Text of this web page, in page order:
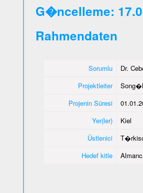
G�ncelleme:
Rahmendaten
Sorumlu
Dr.
Projektleiter
Projenin Süresi
Yer(ler)
Kiel
Üstlenici
Hedef kitle